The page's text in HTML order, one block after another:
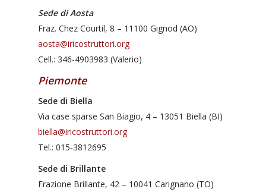
Sede di Aosta
Fraz. Chez Courtil, 8 – 11100 Gignod (AO)
aosta@iricostruttori.org
Cell.: 346-4903983 (Valerio)
Piemonte
Sede di Biella
Via case sparse San Biagio, 4 – 13051 Biella (BI)
biella@iricostruttori.org
Tel.: 015-3812695
Sede di Brillante
Frazione Brillante, 42 – 10041 Carignano (TO)